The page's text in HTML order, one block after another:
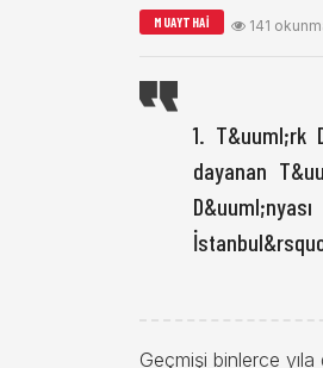
MUAYTHAI 141
1. T&uuml;rk
dayanan
Geçmişi binlerce